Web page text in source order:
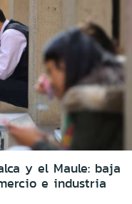
y el Maule: baja
e industria